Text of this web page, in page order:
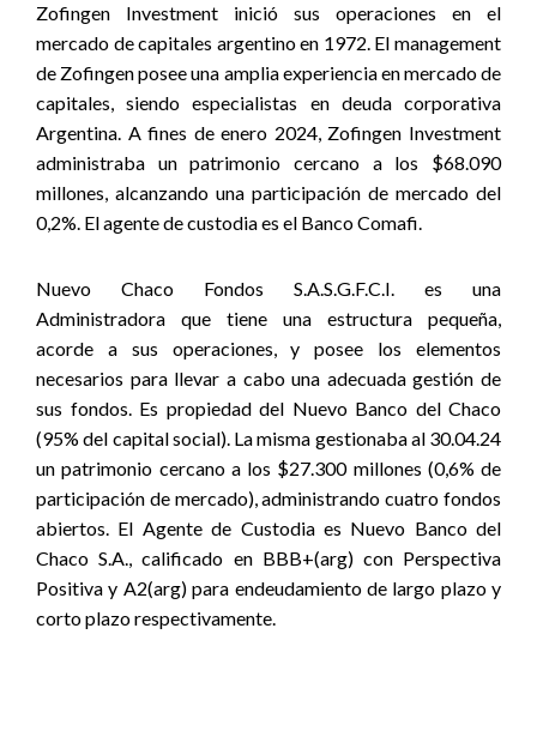
Zofingen Investment inició sus operaciones en el
mercado de capitales argentino en 1972. El management
de Zofingen posee una amplia experiencia en mercado de
capitales, siendo especialistas en deuda corporativa
Argentina. A fines de enero 2024, Zofingen Investment
administraba un patrimonio cercano a los $68.090
millones, alcanzando una participación de mercado del
0,2%. El agente de custodia es el Banco Comafi.
Nuevo Chaco Fondos S.A.S.G.F.C.I. es una
Administradora que tiene una estructura pequeña,
acorde a sus operaciones, y posee los elementos
necesarios para llevar a cabo una adecuada gestión de
sus fondos. Es propiedad del Nuevo Banco del Chaco
(95% del capital social). La misma gestionaba al 30.04.24
un patrimonio cercano a los $27.300 millones (0,6% de
participación de mercado), administrando cuatro fondos
abiertos. El Agente de Custodia es Nuevo Banco del
Chaco S.A., calificado en BBB+(arg) con Perspectiva
Positiva y A2(arg) para endeudamiento de largo plazo y
corto plazo respectivamente.